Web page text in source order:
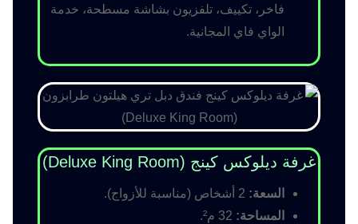
فاخر، تكييف، تلفزيون بشاشة مسطحة، خدمة
الواي فاي المجانية.
غرفة ديلوكس كينج (Deluxe King Room)
السعة:
المساحة: